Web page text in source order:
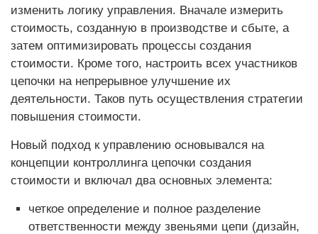
изменить логику управления. Вначале измерить
стоимость, созданную в производстве и сбыте, а
затем оптимизировать процессы создания
стоимости. Кроме того, настроить всех участников
цепочки на непрерывное улучшение их
деятельности. Таков путь осуществления стратегии
повышения стоимости.
Новый подход к управлению основывался на
концепции контроллинга цепочки создания
стоимости и включал два основных элемента:
четкое определение и полное разделение
ответственности между звеньями цепи (дизайн,